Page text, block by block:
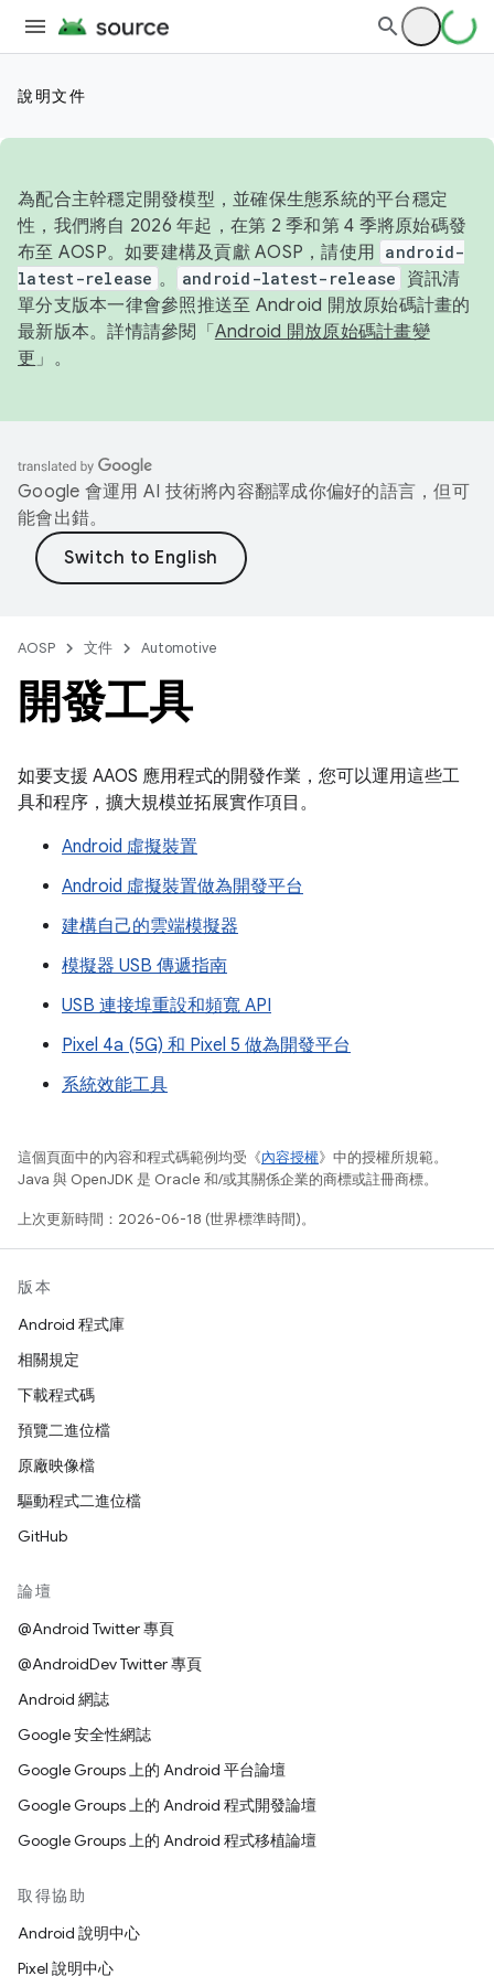
說明文件
為配合主幹穩定開發模型，並確保生態系統的平台穩定
性，我們將自 2026 年起，在第 2 季和第 4 季將原始碼發
布至 AOSP。如要建構及貢獻 AOSP，請使用 android-
latest-release 。 android-latest-release
資訊清
單分支版本一律會參照推送至 Android 開放原始碼計畫的
最新版本。詳情請參閱「 Android 開放原始碼計畫變
更 」。
Google 會運用 AI 技術將內容翻譯成你偏好的語言，但可
能會出錯。
AOSP 文件 Automotive
開發工具
如要支援 AAOS 應用程式的開發作業，您可以運用這些工
具和程序，擴大規模並拓展實作項目。
Android 虛擬裝置
Android 虛擬裝置做為開發平台
建構自己的雲端模擬器
模擬器 USB 傳遞指南
USB 連接埠重設和頻寬 API
Pixel 4a (5G) 和 Pixel 5 做為開發平台
系統效能工具
這個頁面中的內容和程式碼範例均受《內容授權》中的授權所規範。
Java 與 OpenJDK 是 Oracle 和/或其關係企業的商標或註冊商標。
上次更新時間：2026-06-18 (世界標準時間)。
版本
Android 程式庫
相關規定
下載程式碼
預覽二進位檔
原廠映像檔
驅動程式二進位檔
GitHub
論壇
@Android Twitter 專頁
@AndroidDev Twitter 專頁
Android 網誌
Google 安全性網誌
Google Groups 上的 Android 平台論壇
Google Groups 上的 Android 程式開發論壇
Google Groups 上的 Android 程式移植論壇
取得協助
Android 說明中心
Pixel 說明中心